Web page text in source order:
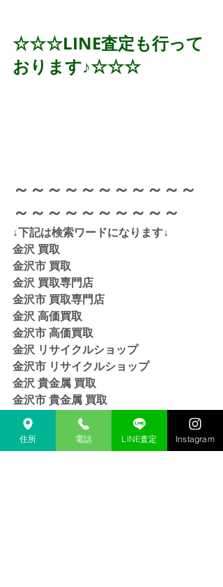
☆☆☆LINE査定も行って
おります♪☆☆☆
～～～～～～～～～～～
～～～～～～～～～～
↓下記は検索ワードになります↓
金沢 買取
金沢市 買取
金沢 買取専門店
金沢市 買取専門店
金沢 高価買取
金沢市 高価買取
金沢 リサイクルショップ
金沢市 リサイクルショップ
金沢 貴金属 買取
金沢市 貴金属 買取
金沢 金 買取
金沢市 金 買取
金沢 １８金 買取
住所 電話 LINE査定 Instagram